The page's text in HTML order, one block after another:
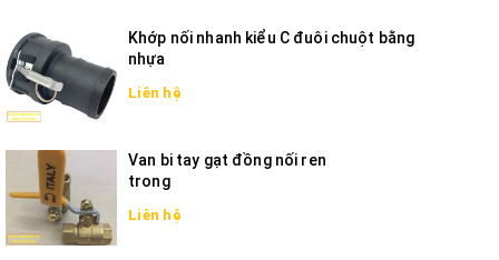
Khớp nối nhanh kiểu C đuôi chuột bằng
nhựa
Liên hệ
Van bi tay gạt đồng nối ren
trong
Liên hệ